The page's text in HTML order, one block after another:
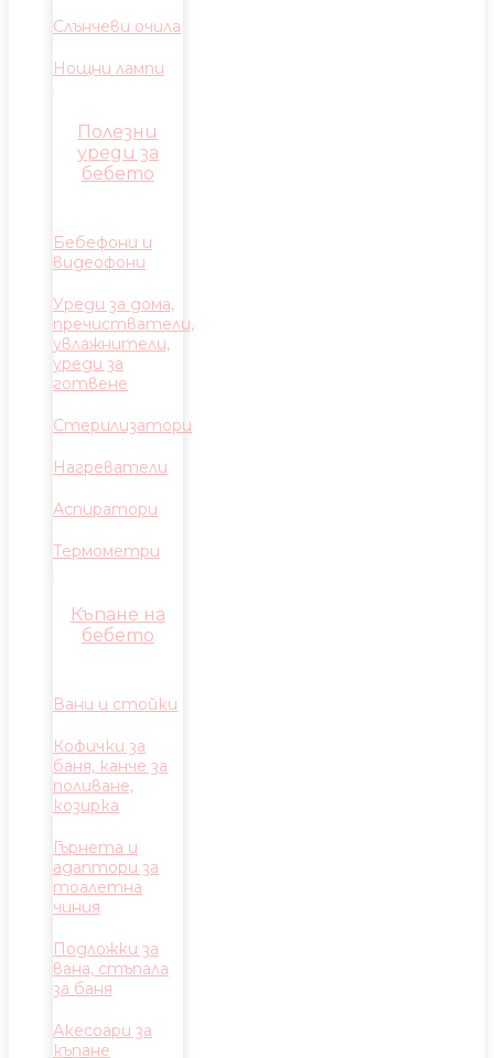
Слънчеви очила
Нощни лампи
Полезни
уреди за
бебето
Бебефони и
видеофони
Уреди за дома,
пречистватели,
увлажнители,
уреди за
готвене
Стерилизатори
Нагреватели
Аспиратори
Термометри
Къпане на
бебето
Вани и стойки
Кофички за
баня, канче за
поливане,
козирка
Гърнета и
адаптори за
тоалетна
чиния
Подложки за
вана, стъпала
за баня
Акесоари за
къпане